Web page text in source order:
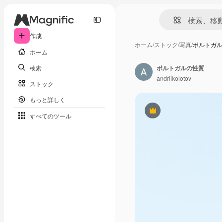
作成
ホーム
検索
ストック
もっと詳しく
すべてのツール
ホーム/ストック/写真/ポルトガ
Premium
ポルトガルの性質
andriikolotov